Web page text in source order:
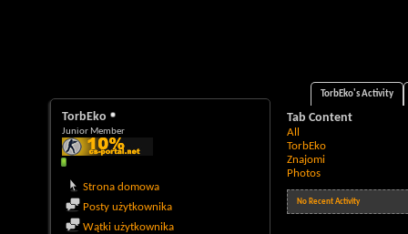
TorbEko
Junior Member
Strona domowa
Posty użytkownika
Wątki użytkownika
TorbEko's Activity
Tab Content
All
TorbEko
Znajomi
Photos
No Recent Activity